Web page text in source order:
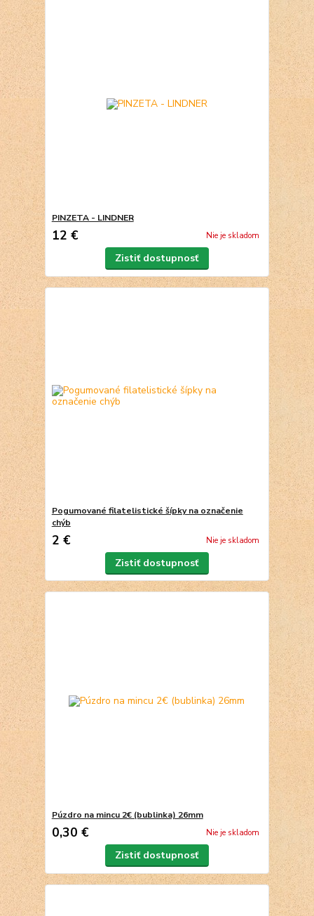
PINZETA - LINDNER
12 € Nie je skladom
Zistiť dostupnosť
Pogumované filatelistické šípky na označenie
chýb
2 € Nie je skladom
Zistiť dostupnosť
Púzdro na mincu 2€ (bublinka) 26mm
0,30 € Nie je skladom
Zistiť dostupnosť